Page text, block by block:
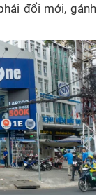
đổi mới, gánh